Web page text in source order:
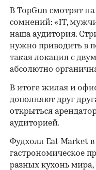
В TopGun смотрят на
сомнений: «IT,
наша аудитория.
нужно приводить в
такая локация с
абсолютно
В итоге жилая и
дополняют друг
открыться
аудиторией.
Фудхолл Eat Market
гастрономическое
разных кухонь